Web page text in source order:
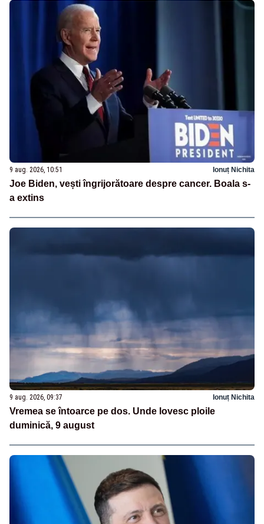
9 aug. 2026, 10:51 Ionuț Nichita
Joe Biden, vești îngrijorătoare despre cancer. Boala s-
a extins
9 aug. 2026, 09:37 Ionuț Nichita
Vremea se întoarce pe dos. Unde lovesc ploile
duminică, 9 august